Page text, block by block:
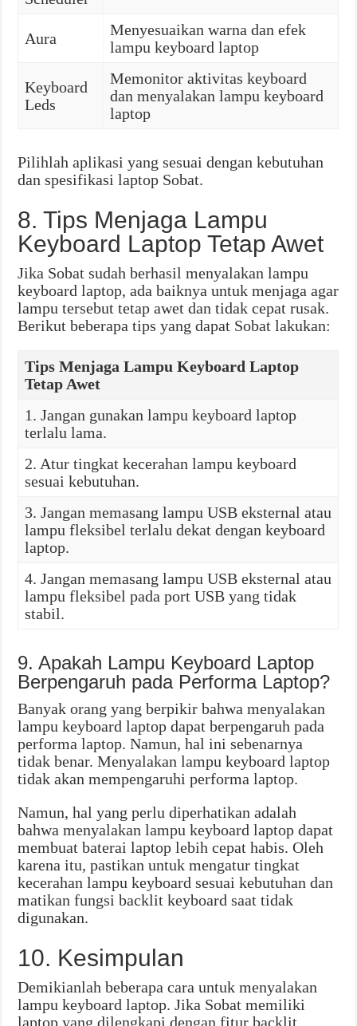
Aura
Menyesuaikan warna dan efek
lampu keyboard laptop
Keyboard
Leds
Memonitor aktivitas keyboard
dan menyalakan lampu keyboard
laptop
Pilihlah aplikasi yang sesuai dengan kebutuhan
dan spesifikasi laptop Sobat.
8. Tips Menjaga Lampu
Keyboard Laptop Tetap Awet
Jika Sobat sudah berhasil menyalakan lampu
keyboard laptop, ada baiknya untuk menjaga agar
lampu tersebut tetap awet dan tidak cepat rusak.
Berikut beberapa tips yang dapat Sobat lakukan:
Tips Menjaga Lampu Keyboard Laptop
Tetap Awet
1. Jangan gunakan lampu keyboard laptop
terlalu lama.
2. Atur tingkat kecerahan lampu keyboard
sesuai kebutuhan.
3. Jangan memasang lampu USB eksternal atau
lampu fleksibel terlalu dekat dengan keyboard
laptop.
4. Jangan memasang lampu USB eksternal atau
lampu fleksibel pada port USB yang tidak
stabil.
9. Apakah Lampu Keyboard Laptop
Berpengaruh pada Performa Laptop?
Banyak orang yang berpikir bahwa menyalakan
lampu keyboard laptop dapat berpengaruh pada
performa laptop. Namun, hal ini sebenarnya
tidak benar. Menyalakan lampu keyboard laptop
tidak akan mempengaruhi performa laptop.
Namun, hal yang perlu diperhatikan adalah
bahwa menyalakan lampu keyboard laptop dapat
membuat baterai laptop lebih cepat habis. Oleh
karena itu, pastikan untuk mengatur tingkat
kecerahan lampu keyboard sesuai kebutuhan dan
matikan fungsi backlit keyboard saat tidak
digunakan.
10. Kesimpulan
Demikianlah beberapa cara untuk menyalakan
lampu keyboard laptop. Jika Sobat memiliki
laptop yang dilengkapi dengan fitur backlit